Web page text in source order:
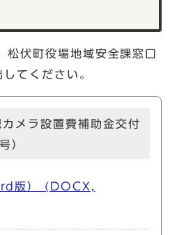
松伏町役場地域安全課窓口
てください。
メラ設置費補助金交付
）
版） (DOCX,